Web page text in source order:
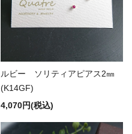
ルビー ソリティアピアス2㎜
(K14GF)
4,070円(税込)